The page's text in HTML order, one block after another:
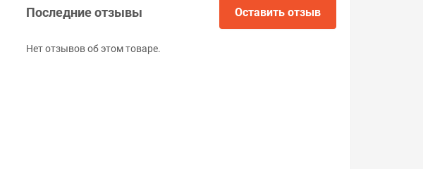
Последние отзывы Оставить отзыв
Нет отзывов об этом товаре.